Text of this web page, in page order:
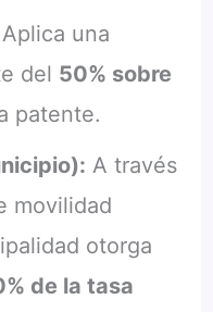
Aplica una
del 50% sobre
patente.
A través
movilidad
otorga
de la tasa